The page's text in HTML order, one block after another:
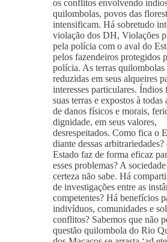
os conflitos envolvendo
quilombolas, povos das
intensificam. Há sobretudo
violação dos DH, Violações
pela polícia com o aval do
pelos fazendeiros protegidos
polícia. As terras quilombolas
reduzidas em seus alqueires
interesses particulares. Índios
suas terras e expostos à todas
de danos físicos e morais,
dignidade, em seus valores,
desrespeitados. Como fica o
diante dessas
Estado faz de forma eficaz
esses problemas? A
certeza não sabe. Há
de investigações entre as
competentes? Há benefícios
indivíduos, comunidades e
conflitos? Sabemos que não
questão quilombola do Rio